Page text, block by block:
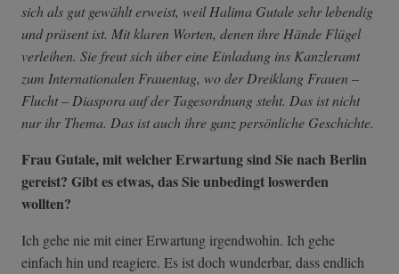
sich als gut gewählt erweist, weil Halima Gutale sehr lebendig
und präsent ist. Mit klaren Worten, denen ihre Hände Flügel
verleihen. Sie freut sich über eine Einladung ins Kanzleramt
zum Internationalen Frauentag, wo der Dreiklang Frauen –
Flucht – Diaspora auf der Tagesordnung steht. Das ist nicht
nur ihr Thema. Das ist auch ihre ganz persönliche Geschichte.
Frau Gutale, mit welcher Erwartung sind Sie nach Berlin
gereist? Gibt es etwas, das Sie unbedingt loswerden
wollten?
Ich gehe nie mit einer Erwartung irgendwohin. Ich gehe
einfach hin und reagiere. Es ist doch wunderbar, dass endlich